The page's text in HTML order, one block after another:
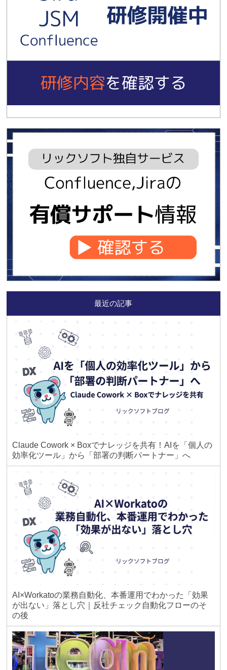
最近の記事
Claude Cowork × Boxでナレッジを共有！AIを「個人の
効率化ツール」から「部署の判断パートナー」へ
AI×Workatoの業務自動化、本番運用でわかった「効果
が出ない」落とし穴｜反社チェック自動化フローのそ
の後